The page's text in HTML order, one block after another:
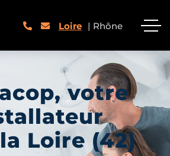
votre
Loire (42)
Loire | Rhône